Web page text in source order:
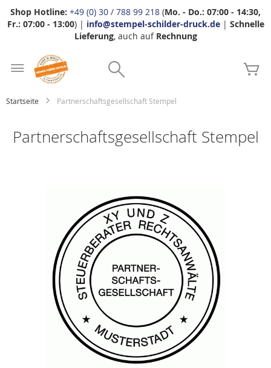
Shop Hotline: +49 (0) 30 / 788 99 218 (Mo. - Do.: 07:00 - 14:30,
Fr.: 07:00 - 13:00) | info@stempel-schilder-druck.de| Schnelle
Lieferung, auch auf Rechnung
Startseite Partnerschaftsgesellschaft Stempel
Partnerschaftsgesellschaft Stempel